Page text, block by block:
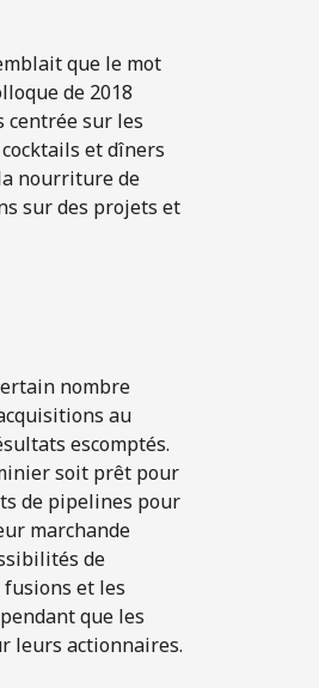
que le mot
de 2018
centrée sur les
et dîners
nourriture de
sur des projets et
nombre
au
escomptés.
soit prêt pour
de pipelines pour
marchande
de
fusions et les
que les
leurs actionnaires.